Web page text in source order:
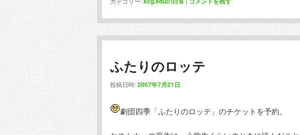
ふたりのロッテ
投稿日時:2007年7月21日
劇団四季「ふたりのロッテ」のチケットを予約。